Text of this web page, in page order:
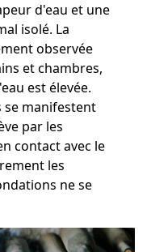
d'eau et une
isolé. La
observée
et chambres,
est élevée.
se manifestent
par les
contact avec le
les
ne se